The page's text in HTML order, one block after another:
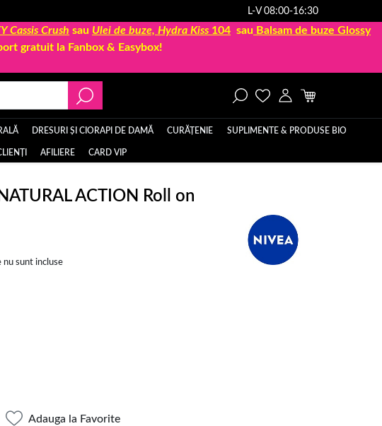
L-V 08:00-16:30
Cassis Crush sau Ulei de buze, Hydra Kiss 104 sau Balsam de buze Glossy
gratuit la Fanbox & Easybox!
DRESURI ȘI CIORAPI DE DAMĂ CURĂȚENIE SUPLIMENTE & PRODUSE BIO
AFILIERE CARD VIP
ACTION Roll on
nu sunt incluse
Adauga la Favorite